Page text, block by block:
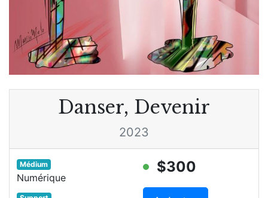
Danser, Devenir
2023
Médium
Numérique
$300